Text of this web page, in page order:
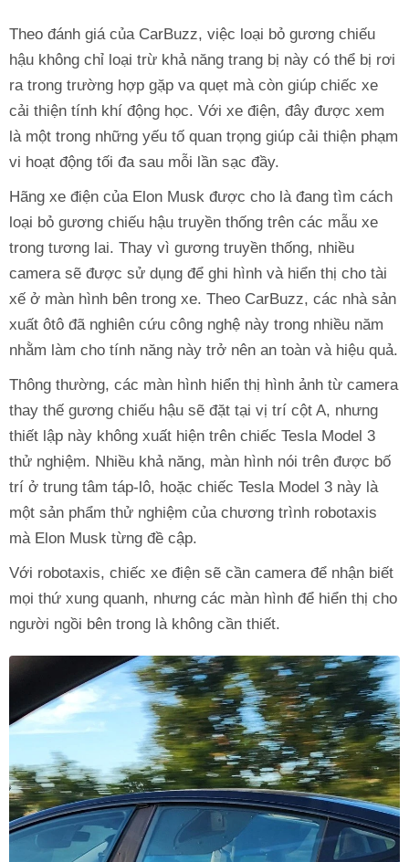
Theo đánh giá của CarBuzz, việc loại bỏ gương chiếu
hậu không chỉ loại trừ khả năng trang bị này có thể bị rơi
ra trong trường hợp gặp va quẹt mà còn giúp chiếc xe
cải thiện tính khí động học. Với xe điện, đây được xem
là một trong những yếu tố quan trọng giúp cải thiện phạm
vi hoạt động tối đa sau mỗi lần sạc đầy.
Hãng xe điện của Elon Musk được cho là đang tìm cách
loại bỏ gương chiếu hậu truyền thống trên các mẫu xe
trong tương lai. Thay vì gương truyền thống, nhiều
camera sẽ được sử dụng để ghi hình và hiển thị cho tài
xế ở màn hình bên trong xe. Theo CarBuzz, các nhà sản
xuất ôtô đã nghiên cứu công nghệ này trong nhiều năm
nhằm làm cho tính năng này trở nên an toàn và hiệu quả.
Thông thường, các màn hình hiển thị hình ảnh từ camera
thay thế gương chiếu hậu sẽ đặt tại vị trí cột A, nhưng
thiết lập này không xuất hiện trên chiếc Tesla Model 3
thử nghiệm. Nhiều khả năng, màn hình nói trên được bố
trí ở trung tâm táp-lô, hoặc chiếc Tesla Model 3 này là
một sản phẩm thử nghiệm của chương trình robotaxis
mà Elon Musk từng đề cập.
Với robotaxis, chiếc xe điện sẽ cần camera để nhận biết
mọi thứ xung quanh, nhưng các màn hình để hiển thị cho
người ngồi bên trong là không cần thiết.